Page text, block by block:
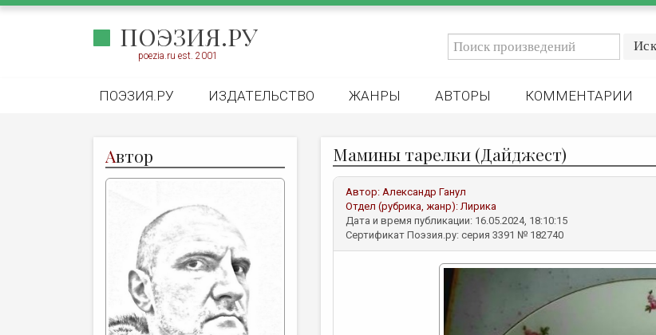
ПОЭЗИЯ.РУ
poezia.ru est. 2001
ПОЭЗИЯ.РУ ИЗДАТЕЛЬСТВО ЖАНРЫ АВТОРЫ КОММЕНТАРИИ
Автор Мамины тарелки (Дайджест)
Автор: Александр Ганул
Отдел (рубрика, жанр):Лирика
Дата и время публикации: 16.05.2024, 18:10:15
Сертификат Поэзия.ру: серия 3391 № 182740